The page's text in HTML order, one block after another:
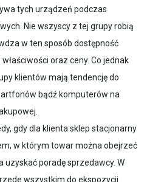
tych urządzeń podczas
Nie wszyscy z tej grupy robią
w ten sposób dostępność
oraz ceny. Co jednak
klientów mają tendencję do
bądź komputerów na
gdy dla klienta sklep stacjonarny
w którym towar można obejrzeć
poradę sprzedawcy. W
wszystkim do ekspozycji